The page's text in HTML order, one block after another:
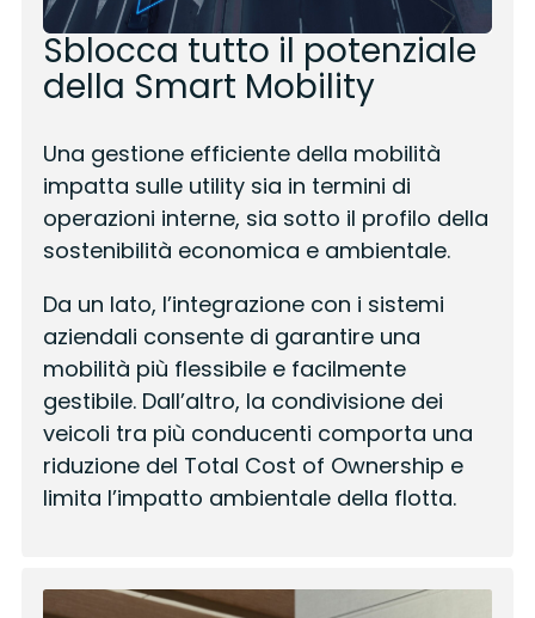
Sblocca tutto il potenziale
della Smart Mobility
Una gestione efficiente della mobilità
impatta sulle utility sia in termini di
operazioni interne, sia sotto il profilo della
sostenibilità economica e ambientale.
Da un lato, l’integrazione con i sistemi
aziendali consente di garantire una
mobilità più flessibile e facilmente
gestibile. Dall’altro, la condivisione dei
veicoli tra più conducenti comporta una
riduzione del Total Cost of Ownership e
limita l’impatto ambientale della flotta.